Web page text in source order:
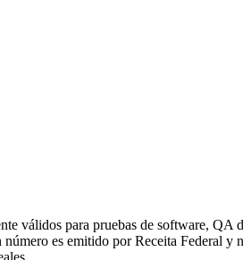
válidos para pruebas de software, QA
es emitido por Receita Federal y